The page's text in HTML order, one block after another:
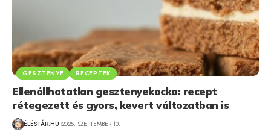
GESZTENYE RECEPTEK
Ellenállhatatlan gesztenyekocka: recept
rétegezett és gyors, kevert változatban is
ÉLÉSTÁR.HU 2025. SZEPTEMBER 10.